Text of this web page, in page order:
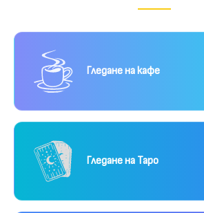
Гледане на кафе
Гледане на Таро